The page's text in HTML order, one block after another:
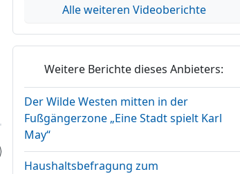
Alle weiteren Videoberichte
Weitere Berichte dieses Anbieters:
Der Wilde Westen mitten in der
Fußgängerzone „Eine Stadt spielt Karl
May“
Haushaltsbefragung zum